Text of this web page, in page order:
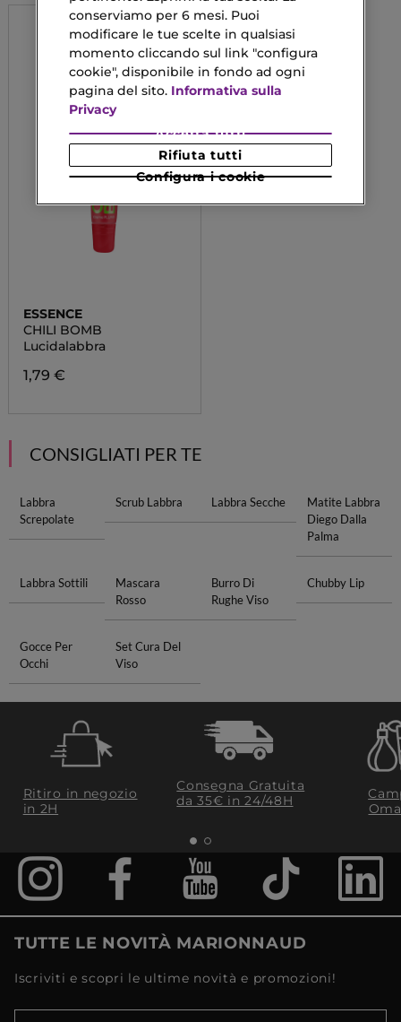
ESSENCE
CHILI BOMB
Lucidalabbra
1,79 €
CONSIGLIATI PER TE
Labbra
Screpolate
Scrub Labbra Labbra Secche
Matite Labbra
Diego Dalla
Palma
Labbra Sottili
Mascara
Rosso
Burro Di
Rughe Viso
Chubby Lip
Gocce Per
Occhi
Set Cura Del
Viso
Ritiro in negozio
in 2H
Consegna Gratuita
da 35€​ in 24/48H
TUTTE LE NOVITÀ MARIONNAUD
Iscriviti e scopri le ultime novità e promozioni!
conserviamo per 6 mesi. Puoi
modificare le tue scelte in qualsiasi
momento cliccando sul link "configura
cookie", disponibile in fondo ad ogni
pagina del sito. Informativa sulla
Privacy
Configura i cookie
Rifiuta tutti
Accetta tutti